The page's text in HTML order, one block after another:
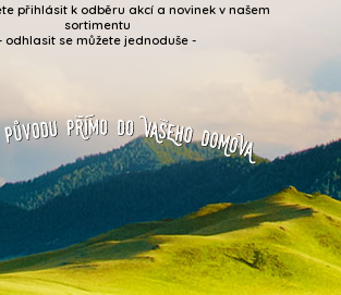
přihlásit k odběru akcí a novinek v našem
sortimentu
odhlasit se můžete jednoduše -